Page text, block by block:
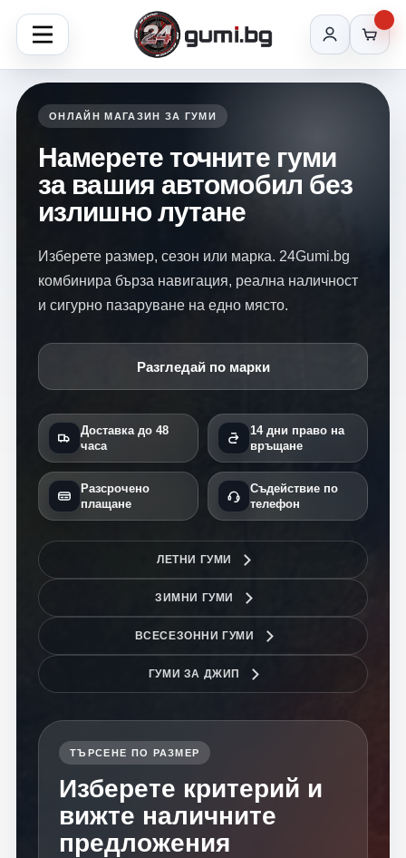
ОНЛАЙН МАГАЗИН ЗА ГУМИ
Намерете точните гуми
за вашия автомобил без
излишно лутане
Изберете размер, сезон или марка. 24Gumi.bg
комбинира бърза навигация, реална наличност
и сигурно пазаруване на едно място.
Разгледай по марки
Доставка до 48
часа
14 дни право на
връщане
Разсрочено
плащане
Съдействие по
телефон
ЛЕТНИ ГУМИ
ЗИМНИ ГУМИ
ВСЕСЕЗОННИ ГУМИ
ГУМИ ЗА ДЖИП
ТЪРСЕНЕ ПО РАЗМЕР
Изберете критерий и
вижте наличните
предложения